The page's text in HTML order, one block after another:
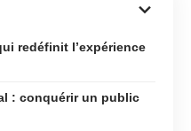
redéfinit l’expérience
: conquérir un public